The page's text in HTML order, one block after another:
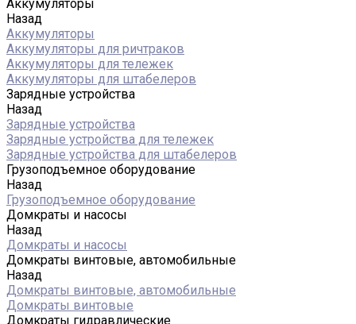
Аккумуляторы
Назад
Аккумуляторы
Аккумуляторы для ричтраков
Аккумуляторы для тележек
Аккумуляторы для штабелеров
Зарядные устройства
Назад
Зарядные устройства
Зарядные устройства для тележек
Зарядные устройства для штабелеров
Грузоподъемное оборудование
Назад
Грузоподъемное оборудование
Домкраты и насосы
Назад
Домкраты и насосы
Домкраты винтовые, автомобильные
Назад
Домкраты винтовые, автомобильные
Домкраты винтовые
Домкраты гидравлические